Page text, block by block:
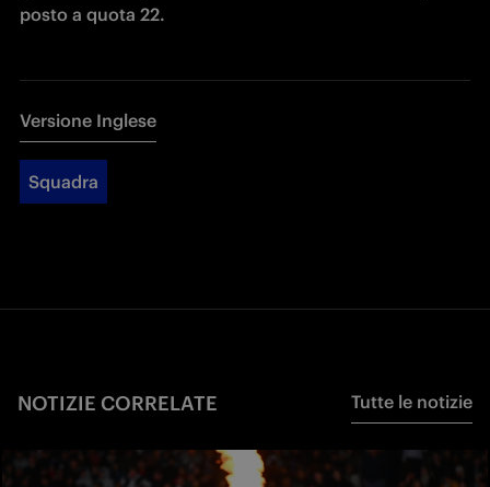
posto a quota 22.
Versione Inglese
Squadra
NOTIZIE CORRELATE Tutte le notizie